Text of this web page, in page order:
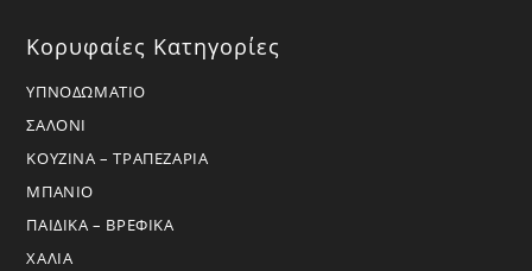
Κορυφαίες Κατηγορίες
ΥΠΝΟΔΩΜΑΤΙΟ
ΣΑΛΟΝΙ
ΚΟΥΖΙΝΑ – ΤΡΑΠΕΖΑΡΙΑ
ΜΠΑΝΙΟ
ΠΑΙΔΙΚΑ – ΒΡΕΦΙΚΑ
ΧΑΛΙΑ